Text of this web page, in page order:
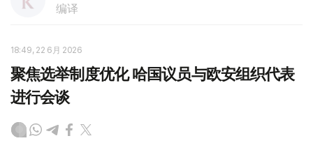
编译
18:49, 22 6月 2026
聚焦选举制度优化 哈国议员与欧安组织代表
进行会谈